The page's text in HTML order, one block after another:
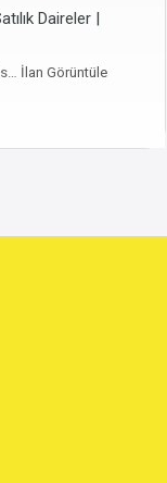
Daireler |
İlan Görüntüle